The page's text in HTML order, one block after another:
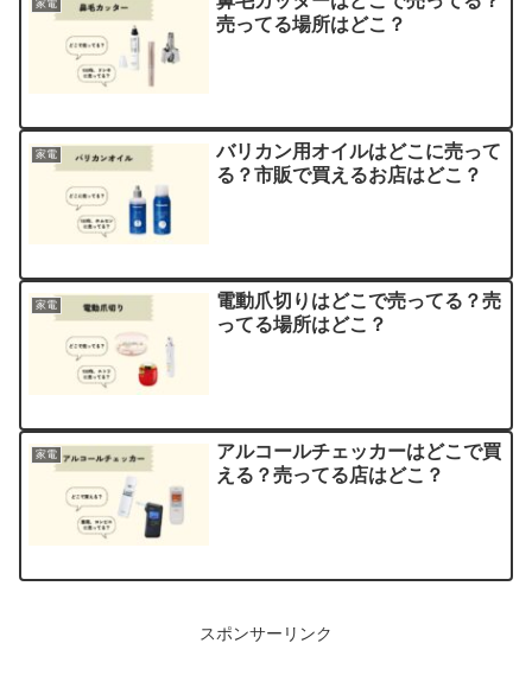
家電
売ってる場所はどこ？
家電
バリカン用オイルはどこに売って
る？市販で買えるお店はどこ？
家電
電動爪切りはどこで売ってる？売
ってる場所はどこ？
家電
アルコールチェッカーはどこで買
える？売ってる店はどこ？
スポンサーリンク